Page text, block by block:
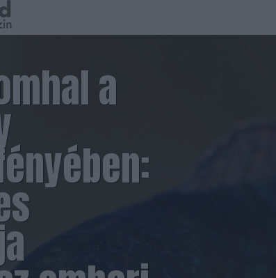
a